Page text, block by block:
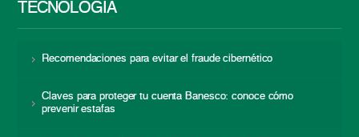
TECNOLOGÍA
Recomendaciones para evitar el fraude cibernético
Claves para proteger tu cuenta Banesco: conoce cómo
prevenir estafas